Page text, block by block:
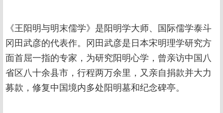
《王阳明与明末儒学》是阳明学大师、国际儒学泰斗
冈田武彦的代表作。冈田武彦是日本宋明理学研究方
面首屈一指的专家，为研究阳明心学，曾亲访中国八
省区八十余县市，行程两万余里，又亲自捐款并大力
募款，修复中国境内多处阳明墓和纪念碑亭。